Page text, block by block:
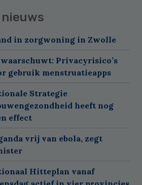
in zorgwoning in Zwolle
waarschuwt: Privacyrisico’s
gebruik menstruatieapps
Strategie
heeft nog
effect
vrij van ebola, zegt
Hitteplan vanaf